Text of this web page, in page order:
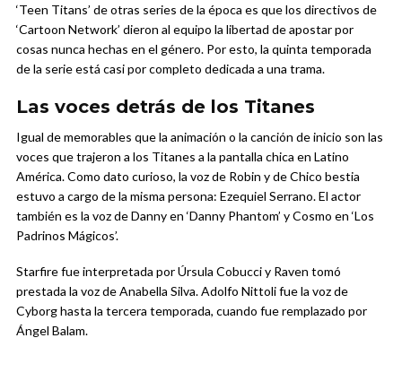
‘Teen Titans’ de otras series de la época es que los directivos de
‘Cartoon Network’ dieron al equipo la libertad de apostar por
cosas nunca hechas en el género. Por esto, la quinta temporada
de la serie está casi por completo dedicada a una trama.
Las voces detrás de los Titanes
Igual de memorables que la animación o la canción de inicio son las
voces que trajeron a los Titanes a la pantalla chica en Latino
América. Como dato curioso, la voz de Robin y de Chico bestia
estuvo a cargo de la misma persona: Ezequiel Serrano. El actor
también es la voz de Danny en ‘Danny Phantom’ y Cosmo en ‘Los
Padrinos Mágicos’.
Starfire fue interpretada por Úrsula Cobucci y Raven tomó
prestada la voz de Anabella Silva. Adolfo Nittoli fue la voz de
Cyborg hasta la tercera temporada, cuando fue remplazado por
Ángel Balam.